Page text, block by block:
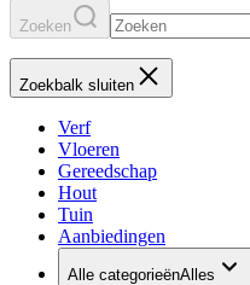
Zoeken
Zoekbalk sluiten
Verf
Vloeren
Gereedschap
Hout
Tuin
Aanbiedingen
Alle categorieënAlles